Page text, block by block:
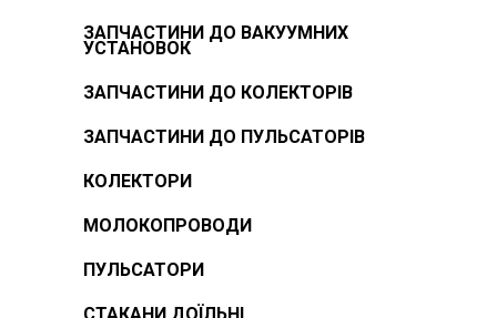
ЗАПЧАСТИНИ ДО ВАКУУМНИХ
УСТАНОВОК
ЗАПЧАСТИНИ ДО КОЛЕКТОРІВ
ЗАПЧАСТИНИ ДО ПУЛЬСАТОРІВ
КОЛЕКТОРИ
МОЛОКОПРОВОДИ
ПУЛЬСАТОРИ
СТАКАНИ ДОЇЛЬНІ